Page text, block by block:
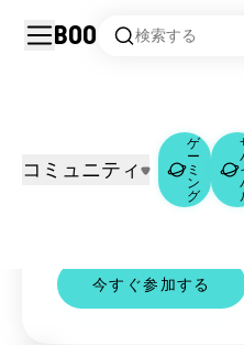
Boo 検索する
サバイバル
ウォーゾーン
コミュニティ
ゲ
ー
ミ
ン
グ
Survival コミュ
survival のコミュニテ
今すぐ参加する